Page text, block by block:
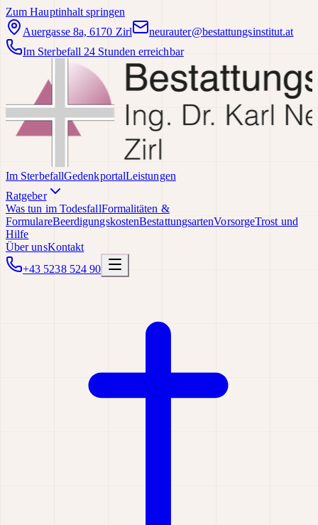
Zum Hauptinhalt springen
Auergasse 8a, 6170 Zirl
neurauter@bestattungsinstitut.at
Im Sterbefall 24 Stunden erreichbar
Im SterbefallGedenkportalLeistungen
Ratgeber
Was tun im TodesfallFormalitäten &
FormulareBeerdigungskostenBestattungsartenVorsorgeTrost und
Hilfe
Über unsKontakt
+43 5238 524 90